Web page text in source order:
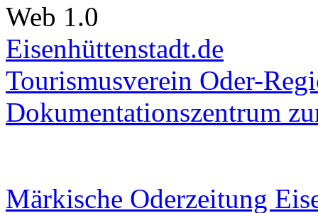
Web 1.0
Eisenhüttenstadt.de
Tourismusverein Oder-
Dokumentationszentrum
Märkische Oderzeitung